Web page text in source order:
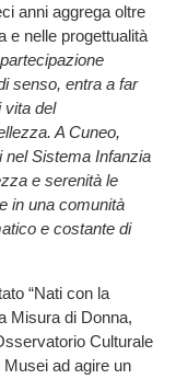
anni aggrega oltre
e nelle progettualità
senso, entra a far
vita del
A Cuneo,
nel Sistema Infanzia
e serenità le
in una comunità
e costante di
“Nati con la
Misura di Donna,
Culturale
ad agire un